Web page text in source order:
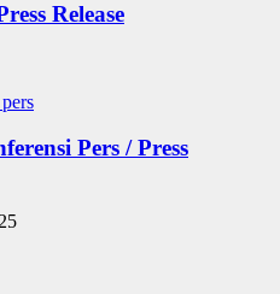
Release
Pers / Press